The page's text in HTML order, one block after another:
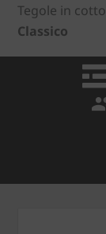
Tegole in cotto
Classico